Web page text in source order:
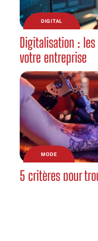
DIGITAL
Digitalisation :
votre entreprise
MODE
5 critères pour